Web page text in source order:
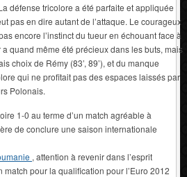
défense tricolore a été parfaite et appliquée
pas en dire autant de l’attaque. Le courageux
encore l’instinct du tueur en échouant face à
a quand même été précieux dans les buts, mais
choix de Rémy (83’, 89’), et du manque
qui ne profitait pas des espaces laissés par
Polonais.
1-0 au terme d’un match agréable à
de conclure une saison internationale
, attention à revenir dans l’esprit
match pour la qualification pour l’Euro 2012